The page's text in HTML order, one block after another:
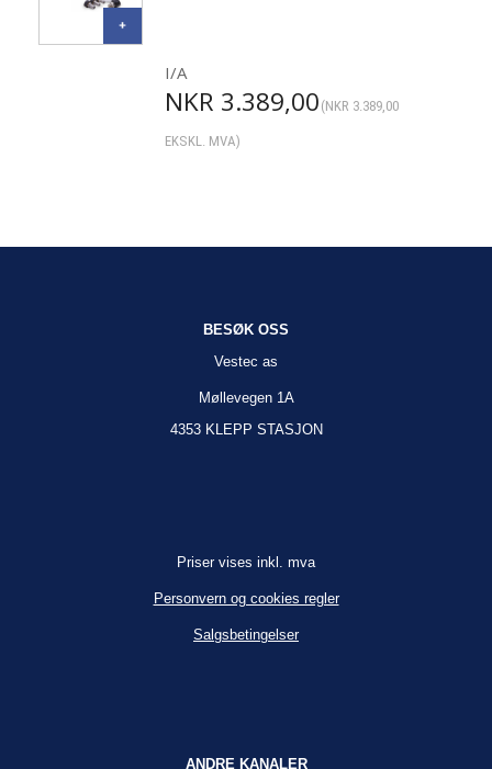
I/A
NKR 3.389,00 (NKR 3.389,00
EKSKL. MVA)
BESØK OSS
Vestec as
Møllevegen 1A
4353 KLEPP STASJON
Priser vises inkl. mva
Personvern og cookies regler
Salgsbetingelser
ANDRE KANALER